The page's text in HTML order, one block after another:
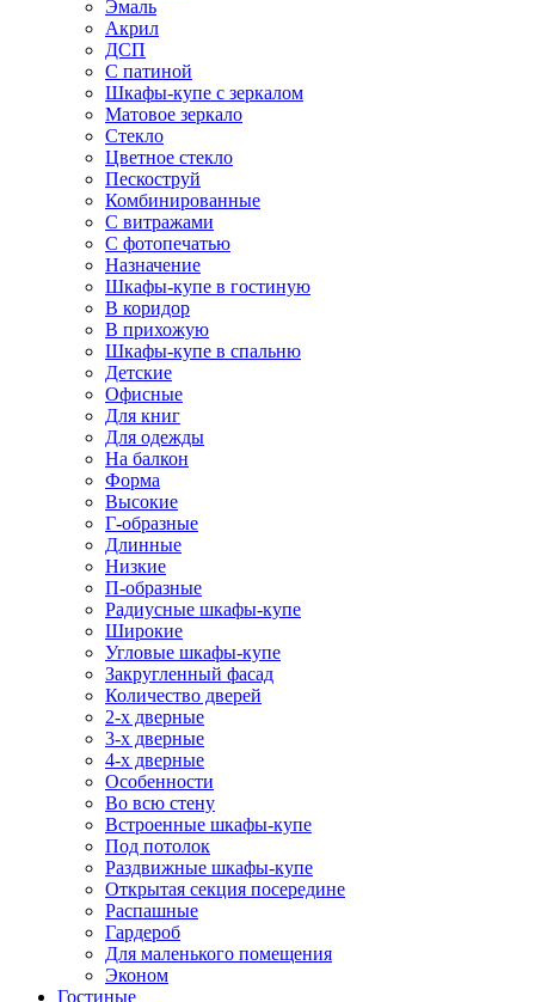
Эмаль
Акрил
ДСП
С патиной
Шкафы-купе с зеркалом
Матовое зеркало
Стекло
Цветное стекло
Пескоструй
Комбинированные
С витражами
С фотопечатью
Назначение
Шкафы-купе в гостиную
В коридор
В прихожую
Шкафы-купе в спальню
Детские
Офисные
Для книг
Для одежды
На балкон
Форма
Высокие
Г-образные
Длинные
Низкие
П-образные
Радиусные шкафы-купе
Широкие
Угловые шкафы-купе
Закругленный фасад
Количество дверей
2-х дверные
3-х дверные
4-х дверные
Особенности
Во всю стену
Встроенные шкафы-купе
Под потолок
Раздвижные шкафы-купе
Открытая секция посередине
Распашные
Гардероб
Для маленького помещения
Эконом
Гостиные